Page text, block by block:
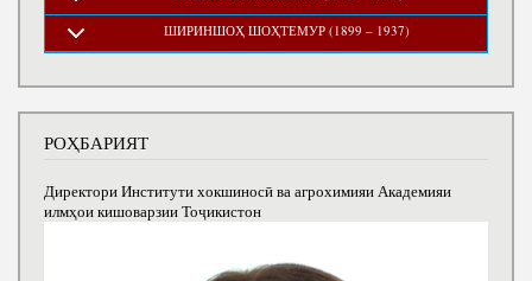
ШИРИНШОҲ ШОҲТЕМУР (1899 – 1937)
РОҲБАРИЯТ
Директори Институти хокшиносӣ ва агрохимияи Академияи
илмҳои кишоварзии Тоҷикистон